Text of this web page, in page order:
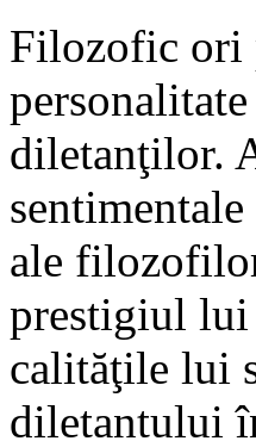
Filozofic ori
diletanţilor.
ale
prestigiul lui
calităţile lui
diletantului